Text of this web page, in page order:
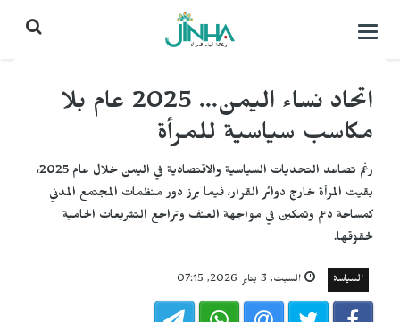
التحكم
اتحاد نساء اليمن... 2025 عام بلا
مكاسب سياسية للمرأة
رغم تصاعد التحديات السياسية والاقتصادية في اليمن خلال عام 2025،
بقيت المرأة خارج دوائر القرار، فيما برز دور منظمات المجتمع المدني
كمساحة دعم وتمكين في مواجهة العنف وتراجع التشريعات الحامية
لحقوقها.
السياسة السبت, 3 يناير 2026, 07:15